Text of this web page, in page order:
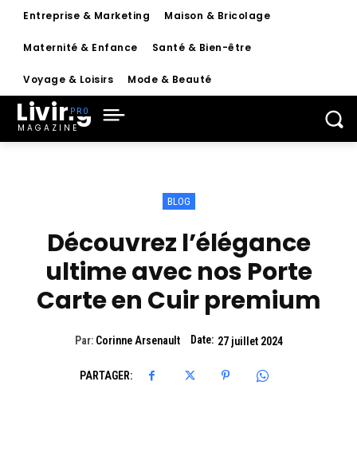
Entreprise & Marketing Maison & Bricolage
Maternité & Enfance Santé & Bien-être
Voyage & Loisirs Mode & Beauté
Living
MAGAZINE
BLOG
Découvrez l’élégance
ultime avec nos Porte
Carte en Cuir premium
Par: Corinne Arsenault Date: 27 juillet 2024
PARTAGER: